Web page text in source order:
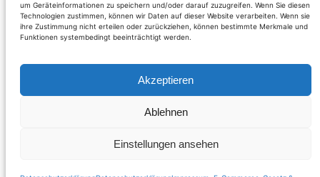
um Geräteinformationen zu speichern und/oder darauf zuzugreifen. Wenn Sie diesen
Technologien zustimmen, können wir Daten auf dieser Website verarbeiten. Wenn sie
ihre Zustimmung nicht erteilen oder zurückziehen, können bestimmte Merkmale und
Funktionen systembedingt beeinträchtigt werden.
Akzeptieren
Ablehnen
Einstellungen ansehen
(Niederösterreich) Mehrfach veröffentlichten wir
den Status zur laufenden Recherche der
Thematik eines Halte- und Parkverbotes, das für
einen 70jährigen Internisten in Hainburg errichtet
wurde. Am 25. September (!) richteten wir zu
diesem Fall eine Presseanfrage an